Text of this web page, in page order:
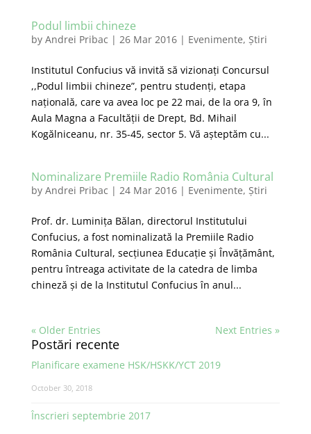
Podul limbii chineze
by Andrei Pribac | 26 Mar 2016| Evenimente, Știri
Institutul Confucius vă invită să vizionați Concursul
,,Podul limbii chineze”, pentru studenți, etapa
națională, care va avea loc pe 22 mai, de la ora 9, în
Aula Magna a Facultății de Drept, Bd. Mihail
Kogălniceanu, nr. 35-45, sector 5. Vă așteptăm cu...
Nominalizare Premiile Radio România Cultural
by Andrei Pribac | 24 Mar 2016| Evenimente, Știri
Prof. dr. Luminița Bălan, directorul Institutului
Confucius, a fost nominalizată la Premiile Radio
România Cultural, secțiunea Educație și Învățământ,
pentru întreaga activitate de la catedra de limba
chineză și de la Institutul Confucius în anul...
« Older Entries Next Entries »
Postări recente
Planificare examene HSK/HSKK/YCT 2019
October 30, 2018
Înscrieri septembrie 2017